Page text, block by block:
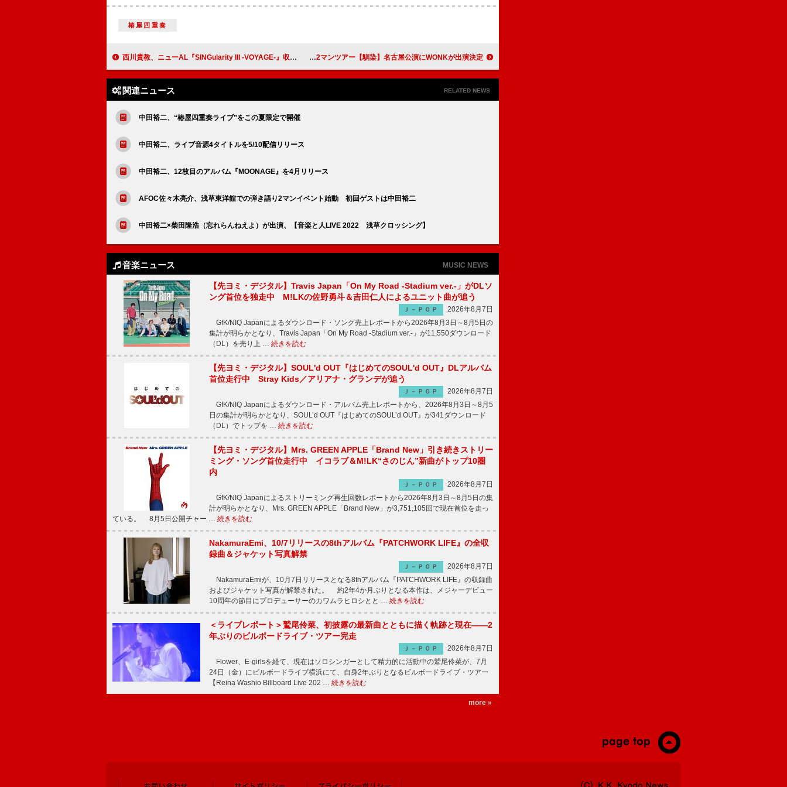
椿屋四重奏
西川貴教、ニューAL『SINGularity III -VOYAGE-』収録内容解禁 jo0ji、「ワークソング」MV公開＆2マンツアー【馴染】名古屋公演にWONKが出演決定
関連ニュース RELATED NEWS
中田裕二、“椿屋四重奏ライブ”をこの夏限定で開催
中田裕二、ライブ音源4タイトルを5/10配信リリース
中田裕二、12枚目のアルバム『MOONAGE』を4月リリース
AFOC佐々木亮介、浅草東洋館での弾き語り2マンイベント始動 初回ゲストは中田裕二
中田裕二×柴田隆浩（忘れらんねえよ）が出演、【音楽と人LIVE 2022 浅草クロッシング】
音楽ニュース MUSIC NEWS
【先ヨミ・デジタル】Travis Japan「On My Road -Stadium ver.-」がDLソ
ング首位を独走中 M!LKの佐野勇斗＆吉田仁人によるユニット曲が追う
Ｊ－ＰＯＰ
2026年8月7日
GfK/NIQ Japanによるダウンロード・ソング売上レポートから2026年8月3日～8月5日の
集計が明らかとなり、Travis Japan「On My Road -Stadium ver.-」が11,550ダウンロード
（DL）を売り上 … 続きを読む
【先ヨミ・デジタル】SOUL'd OUT『はじめてのSOUL'd OUT』DLアルバム
首位走行中 Stray Kids／アリアナ・グランデが追う
Ｊ－ＰＯＰ
2026年8月7日
GfK/NIQ Japanによるダウンロード・アルバム売上レポートから、2026年8月3日～8月5
日の集計が明らかとなり、SOUL’d OUT『はじめてのSOUL’d OUT』が341ダウンロード
（DL）でトップを … 続きを読む
【先ヨミ・デジタル】Mrs. GREEN APPLE「Brand New」引き続きストリー
ミング・ソング首位走行中 イコラブ＆M!LK“さのじん”新曲がトップ10圏
内
Ｊ－ＰＯＰ
2026年8月7日
GfK/NIQ Japanによるストリーミング再生回数レポートから2026年8月3日～8月5日の集
計が明らかとなり、Mrs. GREEN APPLE「Brand New」が3,751,105回で現在首位を走っ
ている。 8月5日公開チャー … 続きを読む
NakamuraEmi、10/7リリースの8thアルバム『PATCHWORK LIFE』の全収
録曲＆ジャケット写真解禁
Ｊ－ＰＯＰ
2026年8月7日
NakamuraEmiが、10月7日リリースとなる8thアルバム『PATCHWORK LIFE』の収録曲
およびジャケット写真が解禁された。 約2年4か月ぶりとなる本作は、メジャーデビュー
10周年の節目にプロデューサーのカワムラヒロシとと … 続きを読む
＜ライブレポート＞鷲尾伶菜、初披露の最新曲とともに描く軌跡と現在――2
年ぶりのビルボードライブ・ツアー完走
Ｊ－ＰＯＰ
2026年8月7日
Flower、E-girlsを経て、現在はソロシンガーとして精力的に活動中の鷲尾伶菜が、7月
24日（金）にビルボードライブ横浜にて、自身2年ぶりとなるビルボードライブ・ツアー
【Reina Washio Billboard Live 202 … 続きを読む
more »